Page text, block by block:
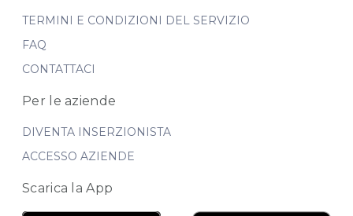
TERMINI E CONDIZIONI DEL SERVIZIO
FAQ
CONTATTACI
Per le aziende
DIVENTA INSERZIONISTA
ACCESSO AZIENDE
Scarica la App